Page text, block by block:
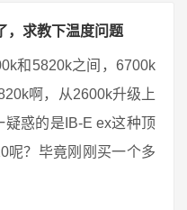
，求教下温度问题
和5820k之间，6700k
啊，从2600k升级上
惑的是IB-E ex这种顶
呢？毕竟刚刚买一个多